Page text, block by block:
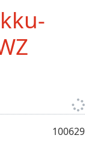
100629